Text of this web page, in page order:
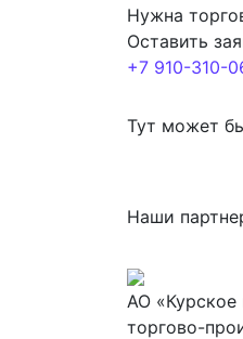
Нужна
Оставить
+7 910-310-
Тут может
Наши
АО «Курское
торгово-